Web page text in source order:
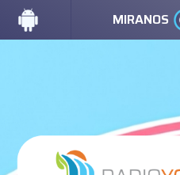
MIRANOS